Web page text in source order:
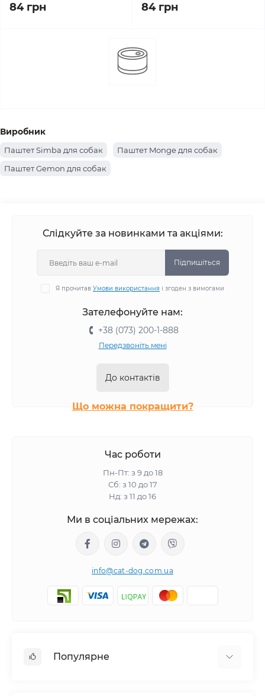
84 грн 84 грн
Виробник
Паштет Simba для собак
Паштет Monge для собак
Паштет Gemon для собак
Слідкуйте за новинками та акціями:
Підпишіться
Я прочитав Умови використання і згоден з вимогами
Зателефонуйте нам:
+38 (073) 200-1-888
Передзвоніть мені
До контактів
Що можна покращити?
Час роботи
Пн-Пт: з 9 до 18
Сб: з 10 до 17
Нд: з 11 до 16
Ми в соціальних мережах:
info@cat-dog.com.ua
Популярне